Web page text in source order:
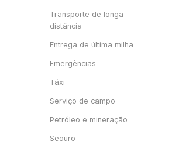
Transporte de longa
distância
Entrega de última milha
Emergências
Táxi
Serviço de campo
Petróleo e mineração
Seguro